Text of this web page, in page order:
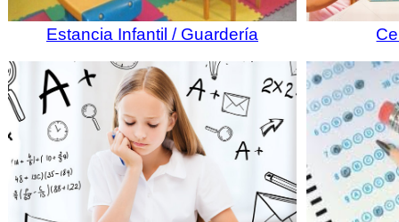
Estancia Infantil / Guardería